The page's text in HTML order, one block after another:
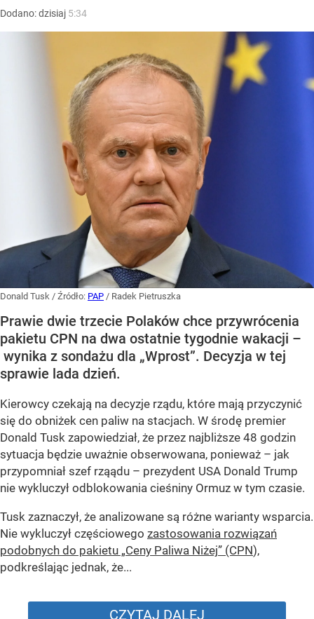
Dodano:dzisiaj 5:34
Donald Tusk / Źródło: PAP / Radek Pietruszka
Prawie dwie trzecie Polaków chce przywrócenia
pakietu CPN na dwa ostatnie tygodnie wakacji –
wynika z sondażu dla „Wprost”. Decyzja w tej
sprawie lada dzień.
Kierowcy czekają na decyzje rządu, które mają przyczynić
się do obniżek cen paliw na stacjach. W środę premier
Donald Tusk zapowiedział, że przez najbliższe 48 godzin
sytuacja będzie uważnie obserwowana, ponieważ – jak
przypomniał szef rząądu – prezydent USA Donald Trump
nie wykluczył odblokowania cieśniny Ormuz w tym czasie.
Tusk zaznaczył, że analizowane są różne warianty wsparcia.
Nie wykluczył częściowego zastosowania rozwiązań
podobnych do pakietu „Ceny Paliwa Niżej” (CPN),
podkreślając jednak, że...
CZYTAJ DALEJ